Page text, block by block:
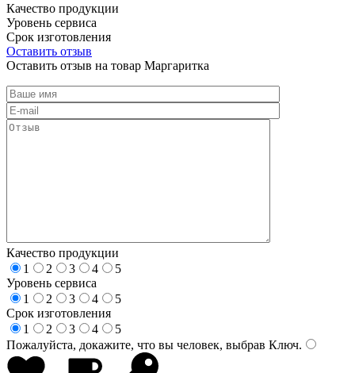
Качество продукции
Уровень сервиса
Срок изготовления
Оставить отзыв
Оставить отзыв на товар Маргаритка
Качество продукции
1
2 3 4
5
Уровень сервиса
1
2 3 4
5
Срок изготовления
1
2 3 4
5
Пожалуйста, докажите, что вы человек, выбрав Ключ.